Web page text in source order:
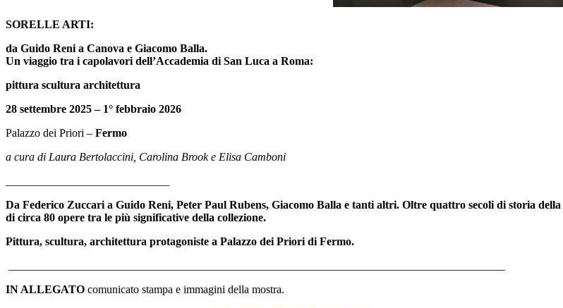
SORELLE ARTI:
da Guido Reni a Canova e Giacomo Balla.
Un viaggio tra i capolavori dell’Accademia di San Luca a Roma:
pittura scultura architettura
28 settembre 2025 – 1° febbraio 2026
Palazzo dei Priori – Fermo
a cura di Laura Bertolaccini, Carolina Brook e Elisa Camboni
Da Federico Zuccari a Guido Reni, Peter Paul Rubens, Giacomo Balla e tanti altri. Oltre quattro secoli di storia
di circa 80 opere tra le più significative della collezione.
Pittura, scultura, architettura protagoniste a Palazzo dei Priori di Fermo.
IN ALLEGATO comunicato stampa e immagini della mostra.